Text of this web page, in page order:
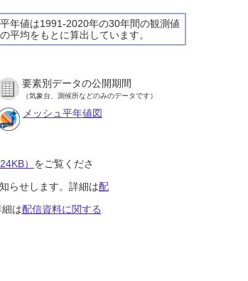
平年値は1991-2020年の30年間の観測値
の平均をもとに算出しています。
要素別データの公開期間
（気象台、測候所などのみのデータです）
メッシュ平年値図
） をご覧くださ
らせします。詳細は配
は配信資料に関する